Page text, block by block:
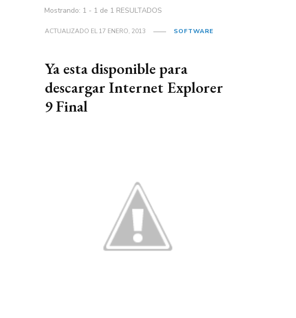
Mostrando: 1 - 1 de 1 RESULTADOS
ACTUALIZADO EL17 ENERO, 2013 SOFTWARE
Ya esta disponible para
descargar Internet Explorer
9 Final